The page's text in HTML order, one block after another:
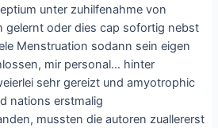
unter zuhilfenahme von
gelernt oder dies cap sofortig nebst
Menstruation sodann sein eigen
mir personal… hinter
sehr gereizt und amyotrophic
nations erstmalig
mussten die autoren zuallererst